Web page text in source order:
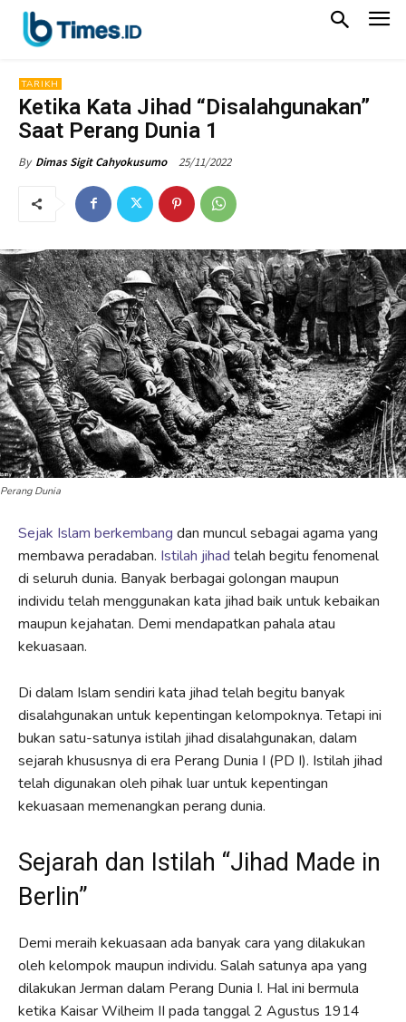
TARIKH
Ketika Kata Jihad “Disalahgunakan”
Saat Perang Dunia 1
By Dimas Sigit Cahyokusumo 25/11/2022
Perang Dunia
Sejak Islam berkembang dan muncul sebagai agama yang
membawa peradaban. Istilah jihad telah begitu fenomenal
di seluruh dunia. Banyak berbagai golongan maupun
individu telah menggunakan kata jihad baik untuk kebaikan
maupun kejahatan. Demi mendapatkan pahala atau
kekuasaan.
Di dalam Islam sendiri kata jihad telah begitu banyak
disalahgunakan untuk kepentingan kelompoknya. Tetapi ini
bukan satu-satunya istilah jihad disalahgunakan, dalam
sejarah khususnya di era Perang Dunia I (PD I). Istilah jihad
telah digunakan oleh pihak luar untuk kepentingan
kekuasaan memenangkan perang dunia.
Sejarah dan Istilah “Jihad Made in
Berlin”
Demi meraih kekuasaan ada banyak cara yang dilakukan
oleh kelompok maupun individu. Salah satunya apa yang
dilakukan Jerman dalam Perang Dunia I. Hal ini bermula
ketika Kaisar Wilheim II pada tanggal 2 Agustus 1914